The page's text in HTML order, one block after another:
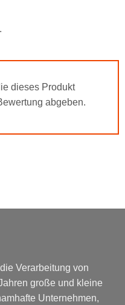
dieses Produkt
abgeben.
Verarbeitung von
große und kleine
Unternehmen,